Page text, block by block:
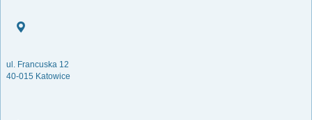
ul. Francuska 12
40-015 Katowice